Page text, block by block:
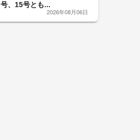
号、15号とも...
2026年08月06日